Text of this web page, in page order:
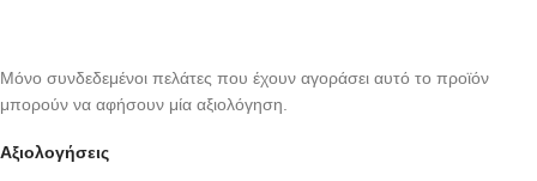
Αξιολογήσεις
Μόνο συνδεδεμένοι πελάτες που έχουν αγοράσει αυτό το προϊόν
μπορούν να αφήσουν μία αξιολόγηση.